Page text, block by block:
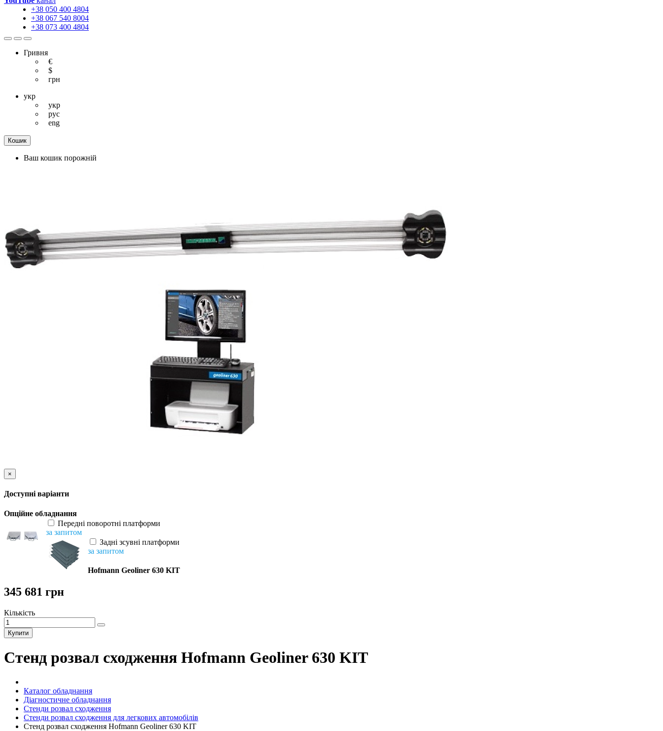
+38 050 400 4804
+38 067 540 8004
+38 073 400 4804
Гривня
€
$
грн
укр
укр
рус
eng
Кошик
Ваш кошик порожній
×
Доступні варіанти
Опційне обладнання
Передні поворотні платформи
за запитом
Задні зсувні платформи
за запитом
Hofmann Geoliner 630 KIT
345 681 грн
Кількість
Купити
Стенд розвал сходження Hofmann Geoliner 630 KIT
Каталог обладнання
Діагностичне обладнання
Стенди розвал сходження
Стенди розвал сходження для легкових автомобілів
Стенд розвал сходження Hofmann Geoliner 630 KIT